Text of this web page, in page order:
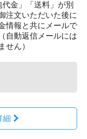
代金」「送料」が別
注文いただいた後に
情報と共にメールで
自動返信メールには
せん）
細